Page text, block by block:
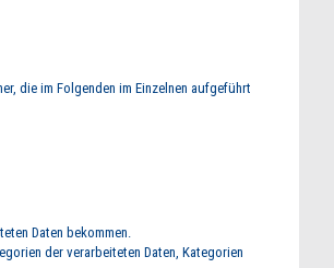
die im Folgenden im Einzelnen aufgeführt
Daten bekommen.
der verarbeiteten Daten, Kategorien